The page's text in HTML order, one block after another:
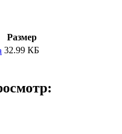
Размер
32.99 КБ